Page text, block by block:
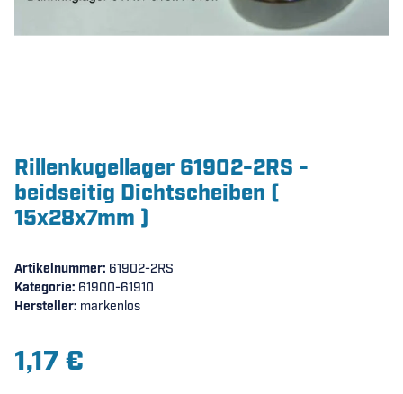
Rillenkugellager 61902-2RS -
beidseitig Dichtscheiben (
15x28x7mm )
Artikelnummer: 61902-2RS
Kategorie: 61900-61910
Hersteller: markenlos
1,17 €